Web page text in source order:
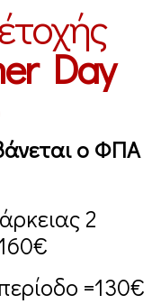
Day
ο ΦΠΑ
2
=130€